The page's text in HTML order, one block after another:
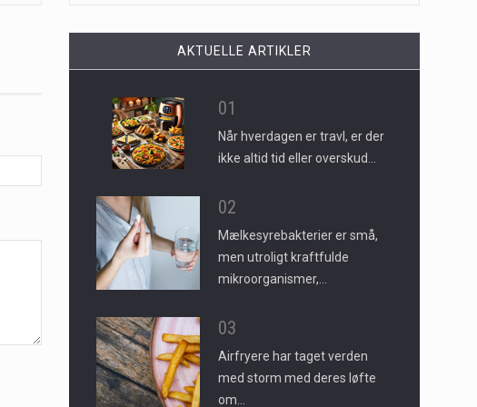
AKTUELLE ARTIKLER
01
Når hverdagen er travl, er der
ikke altid tid eller overskud…
02
Mælkesyrebakterier er små,
men utroligt kraftfulde
mikroorganismer,…
03
Airfryere har taget verden
med storm med deres løfte
om…